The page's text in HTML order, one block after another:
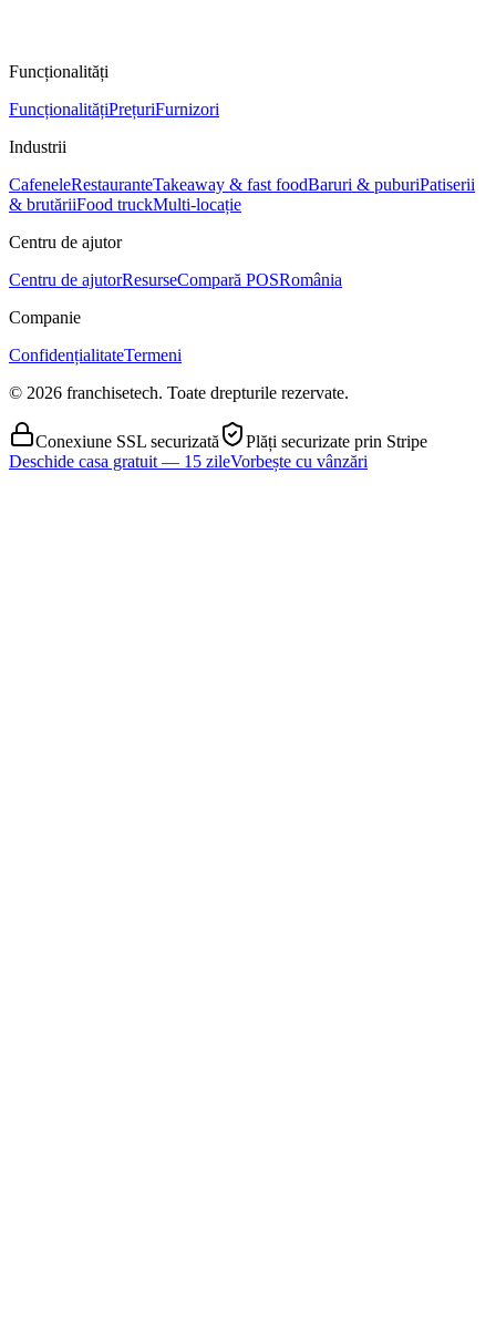
Funcționalități
FuncționalitățiPrețuriFurnizori
Industrii
CafeneleRestauranteTakeaway & fast foodBaruri & puburiPatiserii
& brutăriiFood truckMulti-locație
Centru de ajutor
Centru de ajutorResurseCompară POSRomânia
Companie
ConfidențialitateTermeni
© 2026 franchisetech. Toate drepturile rezervate.
Conexiune SSL securizată
Plăți securizate prin Stripe
Deschide casa gratuit — 15 zileVorbește cu vânzări